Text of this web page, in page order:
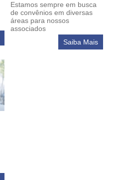
Estamos sempre em busca
de convênios em diversas
áreas para nossos
associados
Saiba Mais